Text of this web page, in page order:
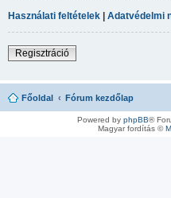
Használati feltételek | Adatvédelmi
Regisztráció
Főoldal Fórum kezdőlap
Powered by phpBB®
Magyar fordítás ©